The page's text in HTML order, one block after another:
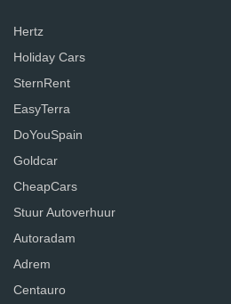
Hertz
Holiday Cars
SternRent
EasyTerra
DoYouSpain
Goldcar
CheapCars
Stuur Autoverhuur
Autoradam
Adrem
Centauro